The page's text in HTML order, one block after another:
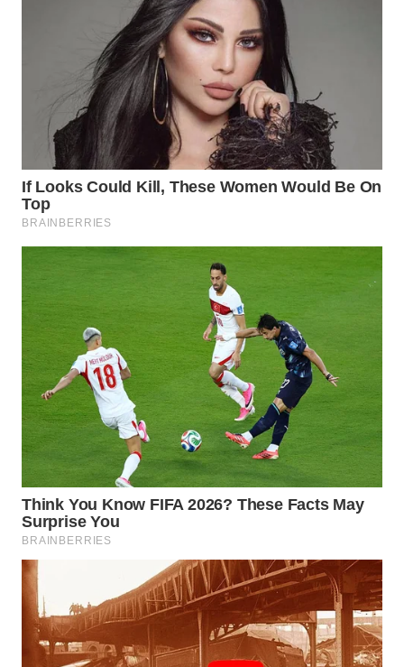
WN
MANDALIKA
WN
LIKUPANG
LABUANBAJO
BORNEO
Wahana
Media
Group
WAHANA
WAHANA
TANI
WAHANA
ADVOKAT